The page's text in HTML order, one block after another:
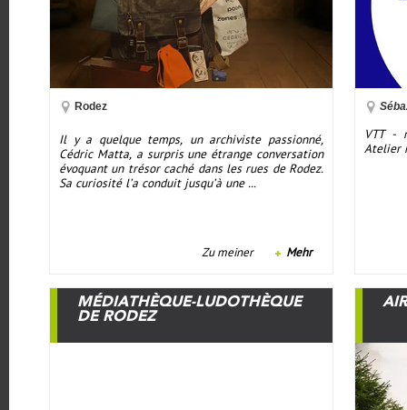
Rodez
Il y a quelque temps, un archiviste passionné,
Cédric Matta, a surpris une étrange conversation
évoquant un trésor caché dans les rues de Rodez.
Sa curiosité l’a conduit jusqu’à une ...
Zu meiner Mehr
VTT -
Atelier
MÉDIATHÈQUE-LUDOTHÈQUE
DE RODEZ